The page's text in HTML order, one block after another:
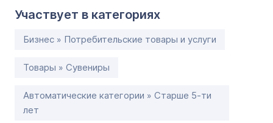
Участвует в категориях
Бизнес » Потребительские товары и услуги
Товары » Сувениры
Автоматические категории » Старше 5-ти
лет